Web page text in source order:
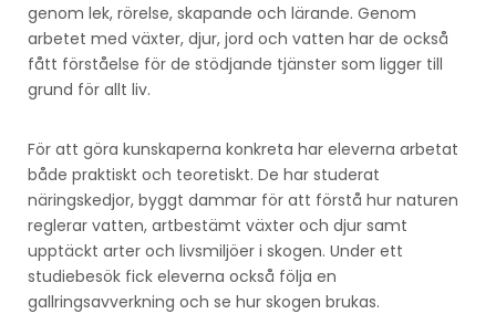
genom lek, rörelse, skapande och lärande. Genom
arbetet med växter, djur, jord och vatten har de också
fått förståelse för de stödjande tjänster som ligger till
grund för allt liv.
För att göra kunskaperna konkreta har eleverna arbetat
både praktiskt och teoretiskt. De har studerat
näringskedjor, byggt dammar för att förstå hur naturen
reglerar vatten, artbestämt växter och djur samt
upptäckt arter och livsmiljöer i skogen. Under ett
studiebesök fick eleverna också följa en
gallringsavverkning och se hur skogen brukas.